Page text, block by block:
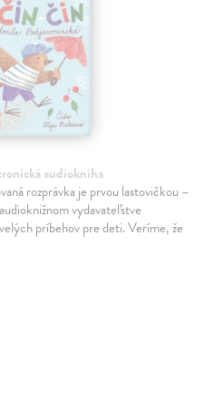
audiokniha
rozprávka je prvou lastovičkou –
vydavateľstve
príbehov pre deti. Veríme, že